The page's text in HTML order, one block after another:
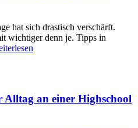
hat sich drastisch verschärft.
wichtiger denn je. Tipps in
an einer Highschool